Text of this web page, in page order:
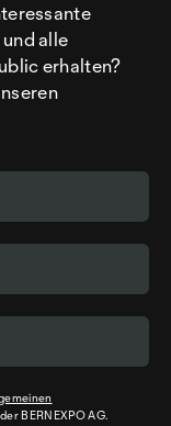
alle
erhalten?
der BERNEXPO AG.